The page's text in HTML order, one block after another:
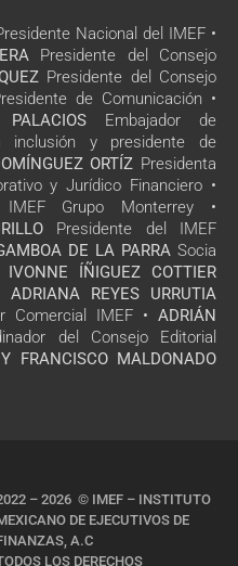
Nacional del IMEF •
Presidente del Consejo
Presidente del Consejo
de Comunicación •
Embajador de
inclusión y presidente de
ORTÍZ Presidenta
y Jurídico Financiero •
Grupo Monterrey •
Presidente del IMEF
DE LA PARRA Socia
IVONNE ÍÑIGUEZ COTTIER
ADRIANA REYES URRUTIA
Comercial IMEF • ADRIÁN
del Consejo Editorial
FRANCISCO MALDONADO
– 2026 © IMEF – INSTITUTO
DE EJECUTIVOS DE
A.C
LOS DERECHOS